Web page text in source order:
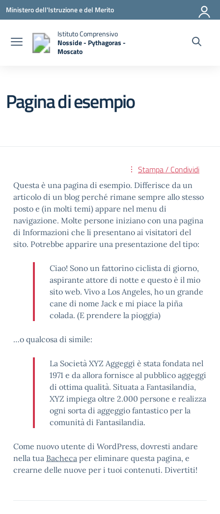
Vai ai contenuti
Vai al menu di navigazione
Vai al footer
Ministero dell'Istruzione e del Merito
Istituto Comprensivo
Nosside - Pythagoras -
Moscato
Pagina di esempio
Stampa / Condividi
Questa è una pagina di esempio. Differisce da un
articolo di un blog perché rimane sempre allo stesso
posto e (in molti temi) appare nel menu di
navigazione. Molte persone iniziano con una pagina
di Informazioni che li presentano ai visitatori del
sito. Potrebbe apparire una presentazione del tipo:
Ciao! Sono un fattorino ciclista di giorno,
aspirante attore di notte e questo è il mio
sito web. Vivo a Los Angeles, ho un grande
cane di nome Jack e mi piace la piña
colada. (E prendere la pioggia)
…o qualcosa di simile:
La Società XYZ Aggeggi è stata fondata nel
1971 e da allora fornisce al pubblico aggeggi
di ottima qualità. Situata a Fantasilandia,
XYZ impiega oltre 2.000 persone e realizza
ogni sorta di aggeggio fantastico per la
comunità di Fantasilandia.
Come nuovo utente di WordPress, dovresti andare
nella tua Bacheca per eliminare questa pagina, e
crearne delle nuove per i tuoi contenuti. Divertiti!